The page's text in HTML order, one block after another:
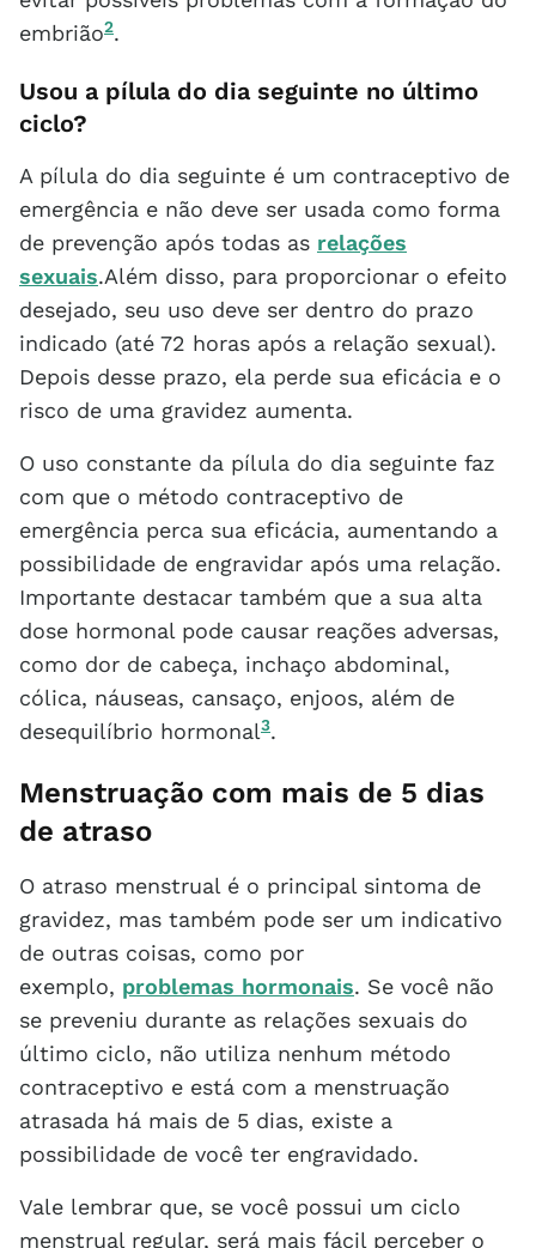
embrião2.
Usou a pílula do dia seguinte no último
ciclo?
A pílula do dia seguinte é um contraceptivo de
emergência e não deve ser usada como forma
de prevenção após todas as relações
sexuais.Além disso, para proporcionar o efeito
desejado, seu uso deve ser dentro do prazo
indicado (até 72 horas após a relação sexual).
Depois desse prazo, ela perde sua eficácia e o
risco de uma gravidez aumenta.
O uso constante da pílula do dia seguinte faz
com que o método contraceptivo de
emergência perca sua eficácia, aumentando a
possibilidade de engravidar após uma relação.
Importante destacar também que a sua alta
dose hormonal pode causar reações adversas,
como dor de cabeça, inchaço abdominal,
cólica, náuseas, cansaço, enjoos, além de
desequilíbrio hormonal3.
Menstruação com mais de 5 dias
de atraso
O atraso menstrual é o principal sintoma de
gravidez, mas também pode ser um indicativo
de outras coisas, como por
exemplo, problemas hormonais. Se você não
se preveniu durante as relações sexuais do
último ciclo, não utiliza nenhum método
contraceptivo e está com a menstruação
atrasada há mais de 5 dias, existe a
possibilidade de você ter engravidado.
Vale lembrar que, se você possui um ciclo
menstrual regular, será mais fácil perceber o